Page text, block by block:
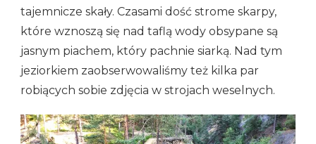
tajemnicze skały. Czasami dość strome skarpy,
które wznoszą się nad taflą wody obsypane są
jasnym piachem, który pachnie siarką. Nad tym
jeziorkiem zaobserwowaliśmy też kilka par
robiących sobie zdjęcia w strojach weselnych.